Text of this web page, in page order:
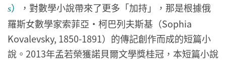
s）
，對數學小說帶來了更多「加持」，那是根據俄
羅斯女數學家索菲亞・柯巴列夫斯基（Sophia
Kovalevsky, 1850-1891）的傳記創作而成的短篇小
說。2013年孟若榮獲諾貝爾文學獎桂冠，本短篇小說